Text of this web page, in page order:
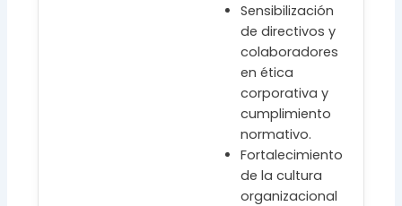
Sensibilización
de directivos y
colaboradores
en ética
corporativa y
cumplimiento
normativo.
Fortalecimiento
de la cultura
organizacional